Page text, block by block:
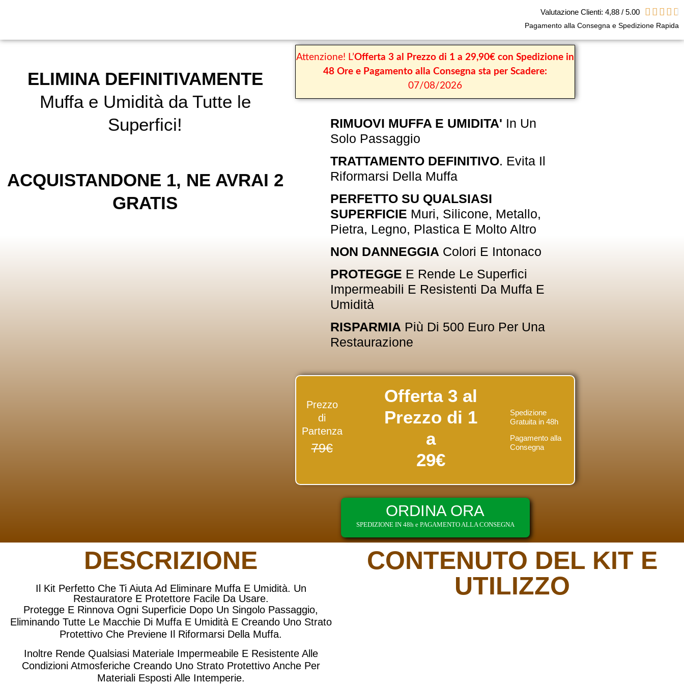
Valutazione Clienti: 4,88 / 5.00     
Pagamento alla Consegna e Spedizione Rapida
ELIMINA DEFINITIVAMENTE
Muffa e Umidità da Tutte le
Superfici!
ACQUISTANDONE 1, NE AVRAI 2
GRATIS
Attenzione! L’Offerta 3 al Prezzo di 1 a 29,90€ con Spedizione in
48 Ore e Pagamento alla Consegna sta per Scadere:
07/08/2026
RIMUOVI MUFFA E UMIDITA' In Un
Solo Passaggio
TRATTAMENTO DEFINITIVO. Evita Il
Riformarsi Della Muffa
PERFETTO SU QUALSIASI
SUPERFICIE Muri, Silicone, Metallo,
Pietra, Legno, Plastica E Molto Altro
NON DANNEGGIA Colori E Intonaco
PROTEGGE E Rende Le Superfici
Impermeabili E Resistenti Da Muffa E
Umidità
RISPARMIA Più Di 500 Euro Per Una
Restaurazione
Prezzo
di
Partenza
79€
Offerta 3 al
Prezzo di 1
a
29€
Spedizione
Gratuita in 48h
Pagamento alla
Consegna
ORDINA ORA
SPEDIZIONE IN 48h e PAGAMENTO ALLA CONSEGNA
DESCRIZIONE
Il Kit Perfetto Che Ti Aiuta Ad Eliminare Muffa E Umidità. Un
Restauratore E Protettore Facile Da Usare.
Protegge E Rinnova Ogni Superficie Dopo Un Singolo Passaggio,
Eliminando Tutte Le Macchie Di Muffa E Umidità E Creando Uno Strato
Protettivo Che Previene Il Riformarsi Della Muffa.
Inoltre Rende Qualsiasi Materiale Impermeabile E Resistente Alle
Condizioni Atmosferiche Creando Uno Strato Protettivo Anche Per
Materiali Esposti Alle Intemperie.
CONTENUTO DEL KIT E
UTILIZZO